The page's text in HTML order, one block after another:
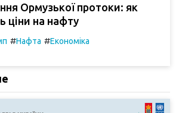
Ормузької протоки: як
ціни на нафту
#Нафта #Економіка